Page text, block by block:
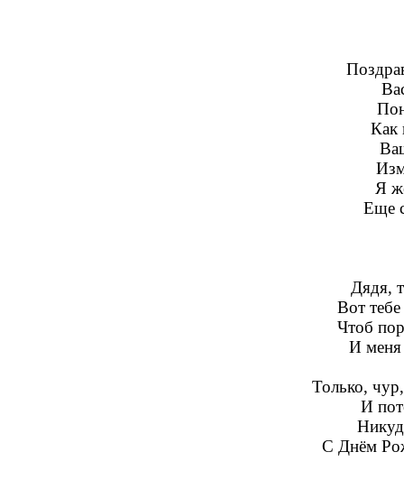
Как
Я
Еще
Дядя,
Вот
Чтоб
И меня
Только,
И
С Днём